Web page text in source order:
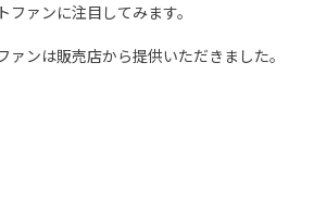
ァンに注目してみます。
ンは販売店から提供いただきました。